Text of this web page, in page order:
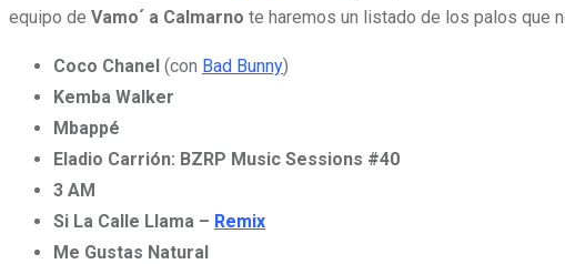
equipo de Vamo´ a Calmarno te haremos un listado de los palos que
Coco Chanel (con Bad Bunny)
Kemba Walker
Mbappé
Eladio Carrión: BZRP Music Sessions #40
3 AM
Si La Calle Llama – Remix
Me Gustas Natural